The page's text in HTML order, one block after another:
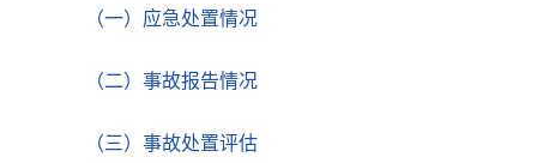
（一） 应急处置情况
（二）事故报告情况
（三）事故处置评估